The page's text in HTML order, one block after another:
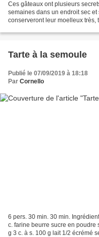
Ces gâteaux ont plusieurs
semaines dans un endroit sec
conserveront leur moelleux très,
Tarte à la semoule
Publié le 07/09/2019 à 18:18
Par Cornello
6 pers. 30 min. 30 min.
c. farine beurre sucre en poudre
g 3 c. à s. 100 g lait 1/2 écrémé